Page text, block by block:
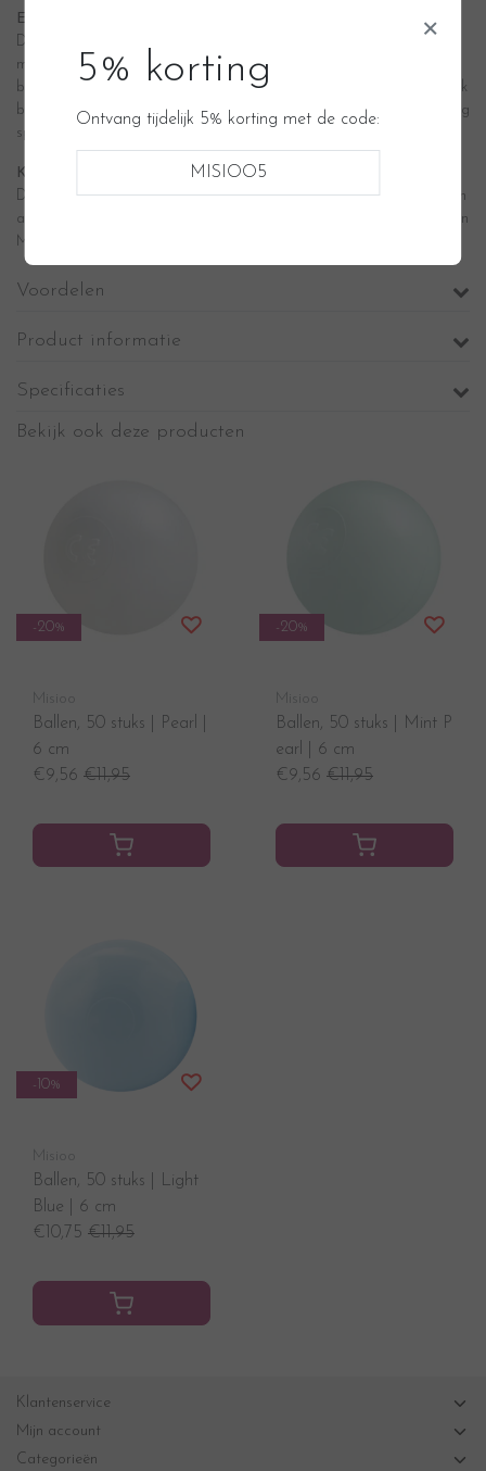
Een ballenbak, het perfecte cadeau voor de eerste verjaardag
De motorische ontwikkeling van een kind is belangrijk vanaf het
moment van de geboorte. En in de eerste jaren is het dan ook
belangrijk om deze ontwikkeling goed te ondersteunen. Een ballenbak
biedt baby’s, peuters en kleuters een veilige plek om deze ontwikkeling
spelenderwijs door te maken.
Kwaliteit staat voorop
De Misioo ballenbadjes zijn voorzien van stevig en zacht foam en een
afneembare hoes. Dankzij het degelijke karakter kan de ballenbak van
Misioo tegen een stootje tijdens het spelen.
Voordelen
Product informatie
Specificaties
Bekijk ook deze producten
-20%
Misioo
Ballen, 50 stuks | Pearl |
6 cm
€9,56 €11,95
-20%
Misioo
Ballen, 50 stuks | Mint P
earl | 6 cm
€9,56 €11,95
-10%
Misioo
Ballen, 50 stuks | Light
Blue | 6 cm
€10,75 €11,95
Klantenservice
Mijn account
Categorieën
×
5% korting
Ontvang tijdelijk 5% korting met de code:
MISIOO5